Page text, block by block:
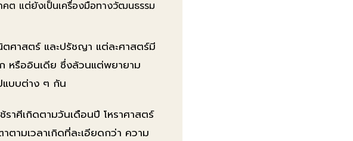
ต แต่ยังเป็นเครื่องมือทางวัฒนธรรม
ศาสตร์ และปรัชญา แต่ละศาสตร์มี
หรืออินเดีย ซึ่งล้วนแต่พยายาม
แบบต่าง ๆ กัน
าศีเกิดตามวันเดือนปี โหราศาสตร์
ตามเวลาเกิดที่ละเอียดกว่า ความ